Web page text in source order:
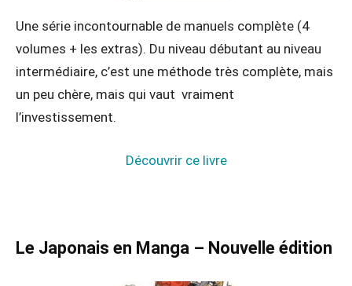
Une série incontournable de manuels complète (4
volumes + les extras). Du niveau débutant au niveau
intermédiaire, c’est une méthode très complète, mais
un peu chère, mais qui vaut vraiment
l’investissement.
Découvrir ce livre
Le Japonais en Manga – Nouvelle édition